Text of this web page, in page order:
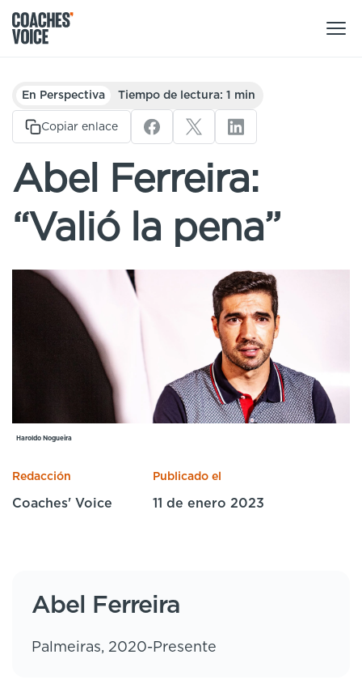
Nuestros productos
Centro de aprendizaje (para particulares)
Centro de aprendizaje (para clubes)
Sport Session Planner
Cursos especializados
Entrenadores
Clubes
Regístrate
Centro de aprendizaje
Sport Session Planner
Cursos especializados
Contáctanos
LANGUAGE
Español
En Perspectiva Tiempo de lectura: 1 min
Copiar enlace
Abel Ferreira:
“Valió la pena”
Haroldo Nogueira
Redacción
Coaches' Voice
Publicado el
11 de enero 2023
Abel Ferreira
Palmeiras, 2020-Presente